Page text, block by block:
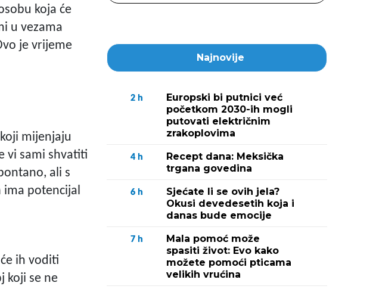
koja će
u vezama
je vrijeme
mijenjaju
vi sami shvatiti
ali s
ima potencijal
ih voditi
koji se ne
Najnovije
2 h
Europski bi putnici već
početkom 2030-ih mogli
putovati električnim
zrakoplovima
4 h
Recept dana: Meksička
trgana govedina
6 h
Sjećate li se ovih jela?
Okusi devedesetih koja i
danas bude emocije
7 h
Mala pomoć može
spasiti život: Evo kako
možete pomoći pticama
velikih vrućina